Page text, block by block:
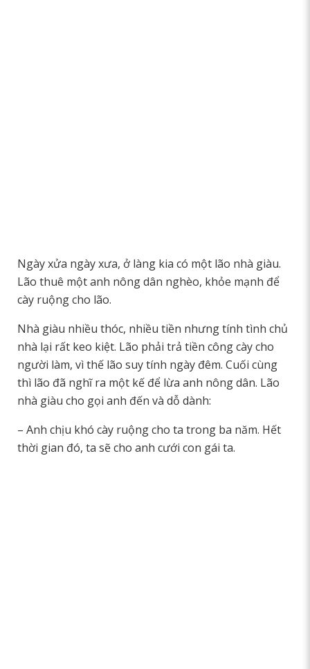
Ngày xửa ngày xưa, ở làng kia có một lão nhà giàu.
Lão thuê một anh nông dân nghèo, khỏe mạnh để
cày ruộng cho lão.
Nhà giàu nhiều thóc, nhiều tiền nhưng tính tình chủ
nhà lại rất keo kiệt. Lão phải trả tiền công cày cho
người làm, vì thế lão suy tính ngày đêm. Cuối cùng
thì lão đã nghĩ ra một kế để lừa anh nông dân. Lão
nhà giàu cho gọi anh đến và dỗ dành:
– Anh chịu khó cày ruộng cho ta trong ba năm. Hết
thời gian đó, ta sẽ cho anh cưới con gái ta.